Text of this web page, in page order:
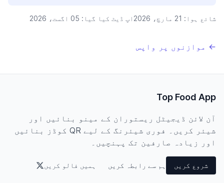
شائع ہوا: 21 مارچ، 2026 اپ ڈیٹ کیا گیا: 05 اگست، 2026
← موازنوں پر واپس
Top Food App
آن لائن ڈیجیٹل ریستوران کے مینو بنائیں اور
شیئر کریں۔ فوری شیئرنگ کے لیے QR کوڈز بنائیں
اور زیادہ صارفین تک پہنچیں۔
شروع کریں ہم سے رابطہ کریں ہمیں فالو کریں